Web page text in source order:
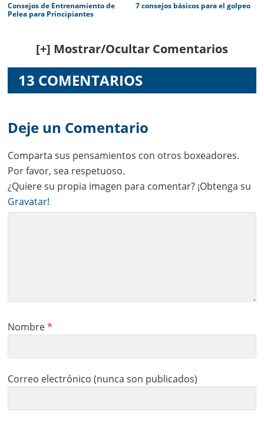
Consejos de Entrenamiento de
Pelea para Principiantes
7 consejos básicos para el golpeo
Reader
Interactions
[+] Mostrar/Ocultar Comentarios
13 COMENTARIOS
Deje un Comentario
Comparta sus pensamientos con otros boxeadores.
Por favor, sea respetuoso.
¿Quiere su propia imagen para comentar? ¡Obtenga su
Gravatar!
Nombre*
Correo electrónico (nunca son publicados)